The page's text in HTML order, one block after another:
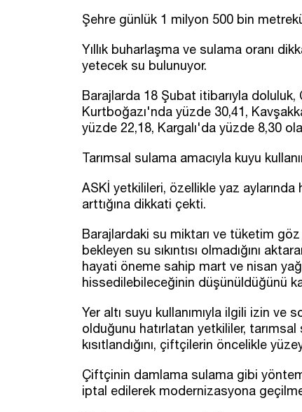
Şehre günlük 1 milyon 500 bin
Yıllık buharlaşma ve sulama oranı
yetecek su bulunuyor.
Barajlarda 18 Şubat itibarıyla
Kurtboğazı'nda yüzde 30,41,
yüzde 22,18, Kargalı'da yüzde 8,30
Tarımsal sulama amacıyla kuyu
ASKİ yetkilileri, özellikle yaz aylarında
arttığına dikkati çekti.
Barajlardaki su miktarı ve tüketim
bekleyen su sıkıntısı olmadığını
hayati öneme sahip mart ve nisan
hissedilebileceğinin düşünüldüğünü
Yer altı suyu kullanımıyla ilgili izin ve
olduğunu hatırlatan yetkililer, tarımsal
kısıtlandığını, çiftçilerin öncelikle
Çiftçinin damlama sulama gibi
iptal edilerek modernizasyona